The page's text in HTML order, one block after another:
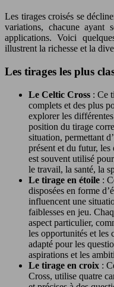
Les tirages croisés se
variations, chacune ayant
applications. Voici
illustrent la richesse et la
Les tirages les plus
Le Celtic Cross : Ce
complets et des plus
explorer les
position du tirage
situation, permettant
présent et du futur, les
est souvent utilisé
le travail, la santé, la
Le tirage en étoile :
disposées en forme
influencent une
faiblesses en jeu.
aspect particulier,
les opportunités et les
adapté pour les
aspirations et les
Le tirage en croix :
Cross, utilise quatre